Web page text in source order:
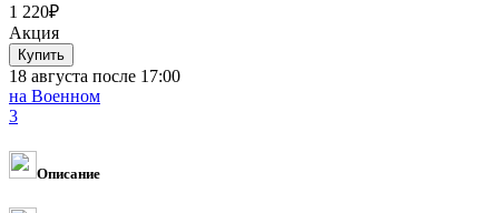
1 220₽
Акция
18 августа после 17:00
на Военном
3
Описание